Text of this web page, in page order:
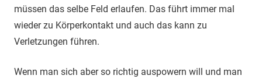
müssen das selbe Feld erlaufen. Das führt immer mal
wieder zu Körperkontakt und auch das kann zu
Verletzungen führen.
Wenn man sich aber so richtig auspowern will und man